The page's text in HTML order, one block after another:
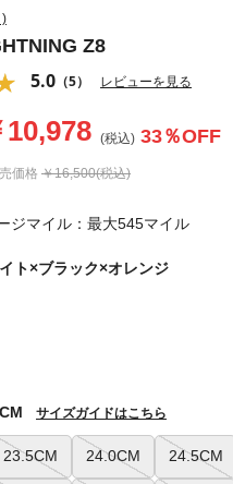
ジマイル：最大545マイル
)
Z8
5.0 （5） レビューを見る
価格 ￥16,500(税込)
10,978 (税込) 33％OFF
ト×ブラック×オレンジ
23.5CM 24.0CM 24.5CM
サイズガイドはこちら